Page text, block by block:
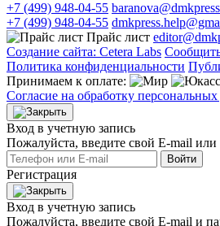
+7 (499) 948-04-55
+7 (499) 948-04-55
Прайс лист
Создание сайта: Cetera Labs
Политика конфиденциальности
Принимаем к оплате:
Согласие на обработку
Вход в учетную запись
Пожалуйста, введите свой E‑mail
Войти
Регистрация
Вход в учетную запись
Пожалуйста, введите свой E‑mail и